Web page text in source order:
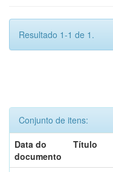
Resultado 1-1 de 1.
Conjunto de itens:
Data do
documento
Título